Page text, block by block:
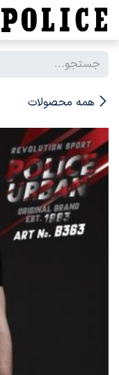
صرف نظر و مشاهده محتوا
همه محصولات